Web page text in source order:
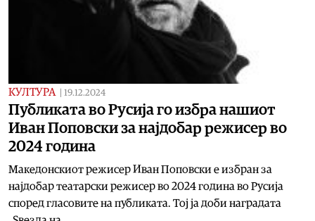
КУЛТУРА 19.12.2024
Публиката во Русија го избра нашиот
Иван Поповски за најдобар режисер во
2024 година
Македонскиот режисер Иван Поповски е избран за
најдобар театарски режисер во 2024 година во Русија
според гласовите на публиката. Тој ја доби наградата